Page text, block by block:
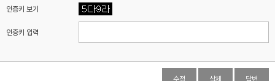
인증키 보기
인증키 입력
수정 삭제 답변